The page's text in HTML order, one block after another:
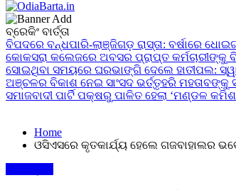
OdiaBarta.in
24x7News&Views
ବ୍ରେକିଂ ବାର୍ତ୍ତା
ବିପଦରେ ବନ୍ଧପାରି-ଲାଞ୍ଜିଗଡ଼ ରାସ୍ତା: ବର୍ଷାରେ
କୋକସରା କଲେଜରେ ଅବସର ପ୍ରାପ୍ତ କର୍ମଚାରୀଙ୍କୁ
ସୋଇଥିବା ସମୟରେ ଘରଭାଙ୍ଗି ଦେଲେ ହାତୀପଲ:
ଅଞ୍ଚଳର ବିକାଶ ନେଇ ସାଂସଦ ଭର୍ତ୍ତୃହରି ମହତାବଙ୍କୁ
ସମାଜବାଦୀ ପାର୍ଟି ପକ୍ଷରୁ ପାଳିତ ହେଲା ‘ମଣ୍ଡଳ
Home
ଓସିଏସରେ କୃତକାର୍ଯ୍ୟ ହେଲେ ଗଜବାହାଲର